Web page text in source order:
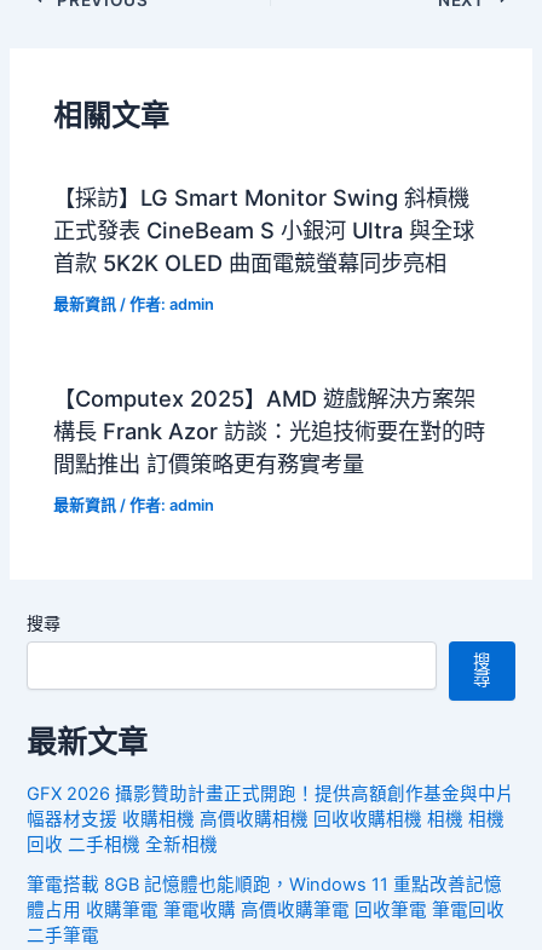
相關文章
【採訪】LG Smart Monitor Swing 斜槓機
正式發表 CineBeam S 小銀河 Ultra 與全球
首款 5K2K OLED 曲面電競螢幕同步亮相
最新資訊 / 作者:admin
【Computex 2025】AMD 遊戲解決方案架
構長 Frank Azor 訪談：光追技術要在對的時
間點推出 訂價策略更有務實考量
最新資訊 / 作者:admin
搜尋
搜
尋
最新文章
GFX 2026 攝影贊助計畫正式開跑！提供高額創作基金與中片
幅器材支援 收購相機 高價收購相機 回收收購相機 相機 相機
回收 二手相機 全新相機
筆電搭載 8GB 記憶體也能順跑，Windows 11 重點改善記憶
體占用 收購筆電 筆電收購 高價收購筆電 回收筆電 筆電回收
二手筆電